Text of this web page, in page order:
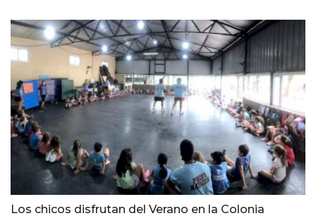
Los chicos disfrutan del Verano en la Colonia